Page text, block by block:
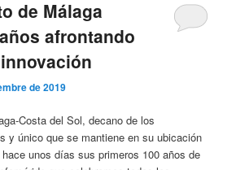
de Málaga
afrontando
de 2019
Costa del Sol, decano de los
y único que se mantiene en su ubicación
unos días sus primeros 100 años de